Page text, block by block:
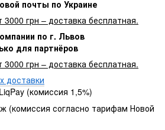
почты по Украине
грн – доставка бесплатная.
по г. Львов
для партнёров
грн – доставка бесплатная.
доставки
(комиссия 1,5%)
(комиссия согласно тарифам Новой